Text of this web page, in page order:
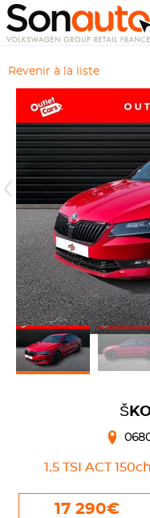
Revenir à la liste
1.5 TSI ACT
17 290€